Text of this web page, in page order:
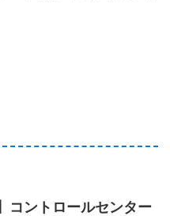
コントロールセンター